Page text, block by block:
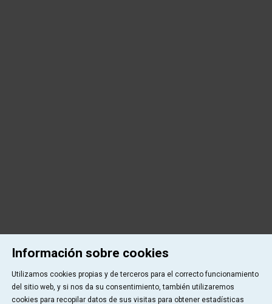
Información sobre cookies
Utilizamos cookies propias y de terceros para el correcto funcionamiento
del sitio web, y si nos da su consentimiento, también utilizaremos
cookies para recopilar datos de sus visitas para obtener estadísticas